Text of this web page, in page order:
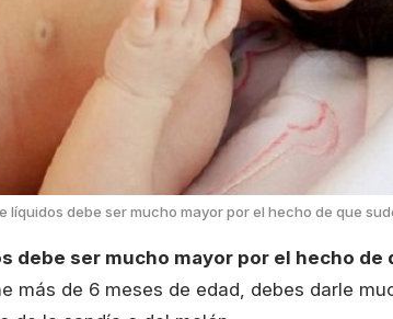
líquidos debe ser mucho mayor por el hecho de que
debe ser mucho mayor por el hecho de
más de 6 meses de edad, debes darle